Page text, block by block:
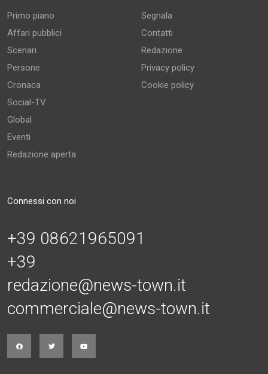
Primo piano
Affari pubblici
Scenari
Persone
Cronaca
Social-TV
Global
Eventi
Redazione aperta
Segnala
Contatti
Redazione
Privacy policy
Cookie policy
Connessi con noi
+39 08621965091
+39
redazione@news-town.it
commerciale@news-town.it